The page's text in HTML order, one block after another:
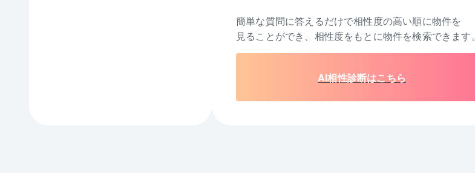
簡単な質問に答えるだけで相性度の高い順に物件を
見ることができ、相性度をもとに物件を検索できます。
AI相性診断はこちら